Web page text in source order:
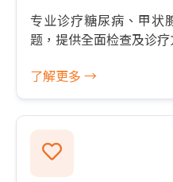
专业诊疗糖尿病、甲状
题，提供全面检查及诊疗
了解更多 →